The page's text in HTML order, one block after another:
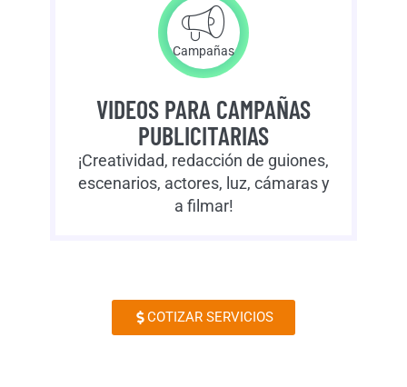
Campañas
VIDEOS PARA CAMPAÑAS
PUBLICITARIAS
¡Creatividad, redacción de guiones,
escenarios, actores, luz, cámaras y
a filmar!
COTIZAR SERVICIOS